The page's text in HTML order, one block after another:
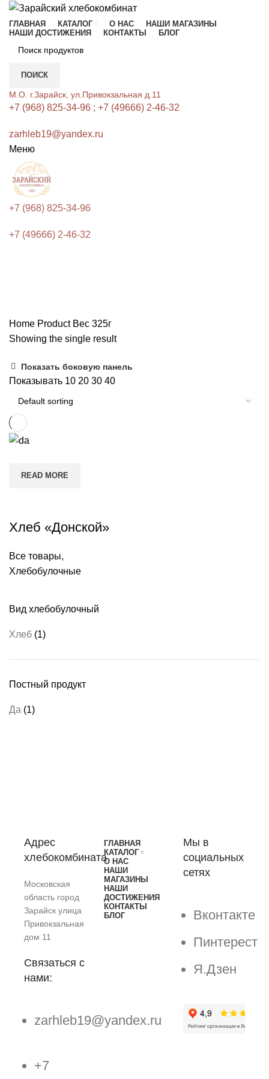
ГЛАВНАЯ КАТАЛОГ О НАС
НАШИ МАГАЗИНЫ
НАШИ ДОСТИЖЕНИЯ
КОНТАКТЫ БЛОГ
ПОИСК
М.О. г.Зарайск, ул.Привокзальная д.11
+7 (968) 825-34-96 ; +7 (49666) 2-46-32
zarhleb19@yandex.ru
Меню
+7 (968) 825-34-96
+7 (49666) 2-46-32
Вид хлебобулочный
Хлеб (1)
Постный продукт
Да (1)
Home Product Вес 325г
Showing the single result
Показать боковую панель
Показывать 10 20 30 40
READ MORE
Хлеб «Донской»
Все товары,
Хлебобулочные
Адрес
хлебокомбината
Московская
область город
Зарайск улица
Привокзальная
дом 11
Связаться с
нами:
zarhleb19@yandex.ru
+7
ГЛАВНАЯ
КАТАЛОГ
О НАС
НАШИ
МАГАЗИНЫ
НАШИ
ДОСТИЖЕНИЯ
КОНТАКТЫ
БЛОГ
Мы в
социальных
сетях
Вконтакте
Пинтерест
Я.Дзен